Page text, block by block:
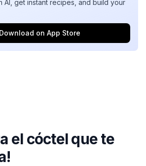
AI, get instant recipes, and build your
Download on App Store
el cóctel que te